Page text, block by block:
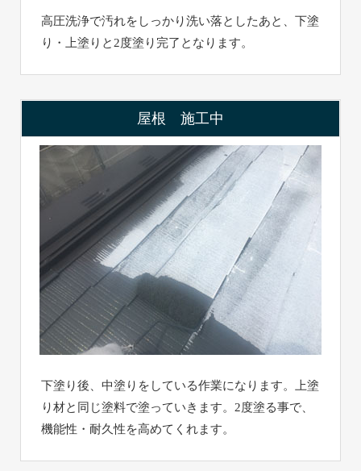
高圧洗浄で汚れをしっかり洗い落としたあと、下塗
り・上塗りと2度塗り完了となります。
屋根 施工中
下塗り後、中塗りをしている作業になります。上塗
り材と同じ塗料で塗っていきます。2度塗る事で、
機能性・耐久性を高めてくれます。